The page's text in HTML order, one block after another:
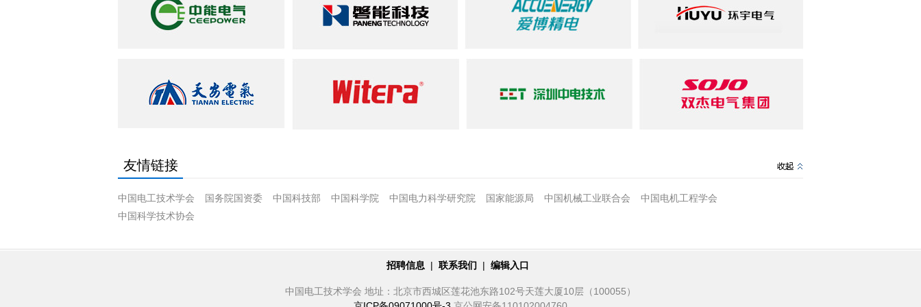
友情链接
中国电工技术学会 国务院国资委 中国科技部 中国科学院 中国电力科学研究院 国家能源局 中国机械工业联合会
中国电机工程学会
中国科学技术协会
招聘信息 | 联系我们 | 编辑入口
中国电工技术学会 地址：北京市西城区莲花池东路102号天莲大厦10层（100055）